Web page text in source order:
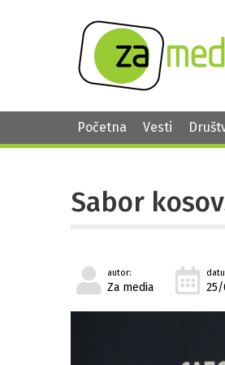
Početna Vesti
Sabor
autor:
Za media 25/